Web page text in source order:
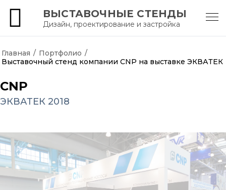
АртКартель
ВЫСТАВОЧНЫЕ СТЕНДЫ
Дизайн, проектирование и застройка
Главная / Портфолио /
Выставочный стенд компании CNP на выставке ЭКВАТЕК
CNP
ЭКВАТЕК 2018